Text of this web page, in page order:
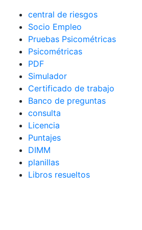
central de riesgos
Socio Empleo
Pruebas Psicométricas
Psicométricas
PDF
Simulador
Certificado de trabajo
Banco de preguntas
consulta
Licencia
Puntajes
DIMM
planillas
Libros resueltos